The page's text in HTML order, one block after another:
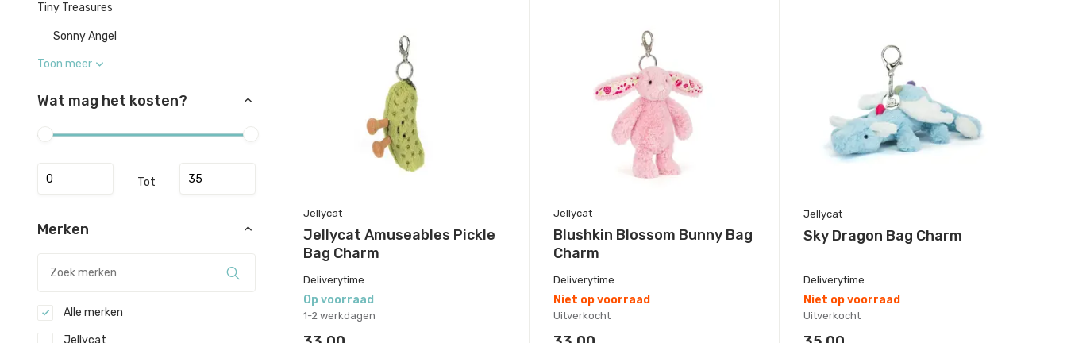
Tiny Treasures
Sonny Angel
Toon meer
Wat mag het kosten?
Tot
Merken
Alle merken
Jellycat
Jellycat
Jellycat Amuseables Pickle
Bag Charm
Deliverytime
Op voorraad
1-2 werkdagen
Jellycat
Blushkin Blossom Bunny Bag
Charm
Deliverytime
Niet op voorraad
Uitverkocht
Jellycat
Sky Dragon Bag Charm
Deliverytime
Niet op voorraad
Uitverkocht